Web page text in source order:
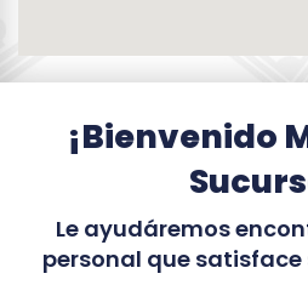
¡Bienvenido
Le ayudáremos
personal que satisface